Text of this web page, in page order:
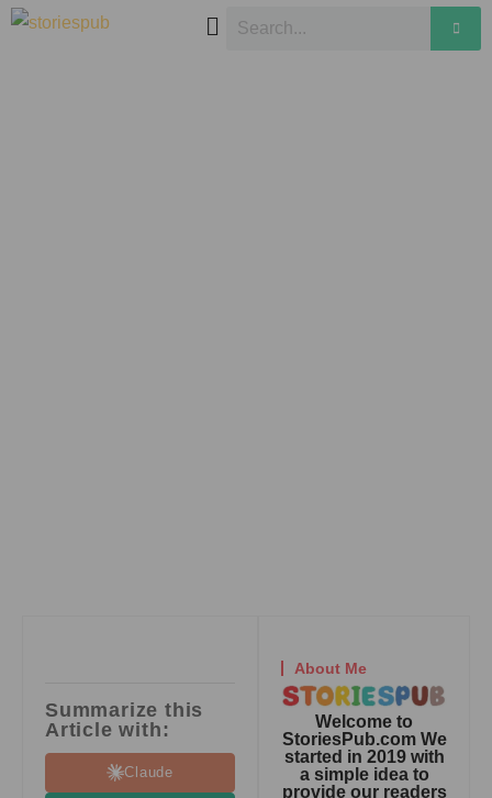
Summarize this
Article with:
Claude
About Me
Welcome to
StoriesPub.com We
started in 2019 with
a simple idea to
provide our readers